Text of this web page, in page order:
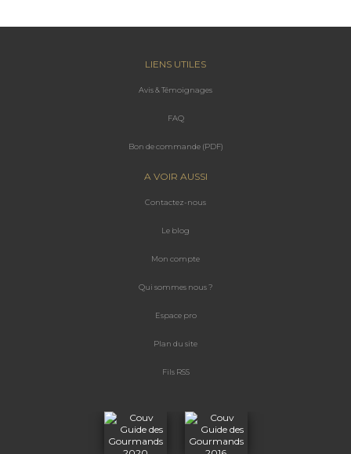
LIENS UTILES
Avis & Témoignages
FAQ
Bon de commande (PDF)
A VOIR AUSSI
Contactez-nous
Le blog
Mon compte
Qui sommes nous ?
Espace pro
Plan du site
Fils RSS